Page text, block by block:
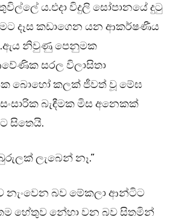
ය.එදා විදුලි සෝපානයේ දුටු
දෑස කඩාගෙන යන ආකර්ෂණීය
නිවුණු පෙනුමක
සරල විලාසිතා
බොහෝ කලක් ජීවත් වූ මේඝ
බැඳීමක මිස අනෙකක්
සිතෙයි.
ලැබෙන් නෑ.”
නැංවෙන බව මේකලා ආන්ටිට
හේතුව නේහා වන බව සිතමින්